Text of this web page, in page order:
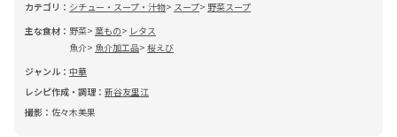
カテゴリ： シチュー・スープ・汁物 スープ
野菜スープ
主な食材： 野菜 葉もの
レタス
魚介
魚介加工品 桜えび
ジャンル： 中華
レシピ作成・調理： 新谷友里江
撮影： 佐々木美果